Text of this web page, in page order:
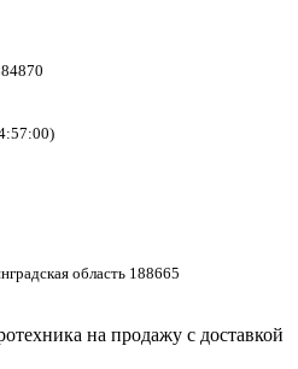
область 188665
на продажу с доставкой